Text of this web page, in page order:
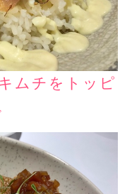
ムチをトッピ